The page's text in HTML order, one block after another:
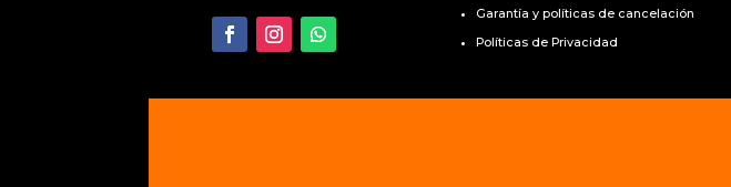
Garantía y políticas de cancelación
Políticas de Privacidad